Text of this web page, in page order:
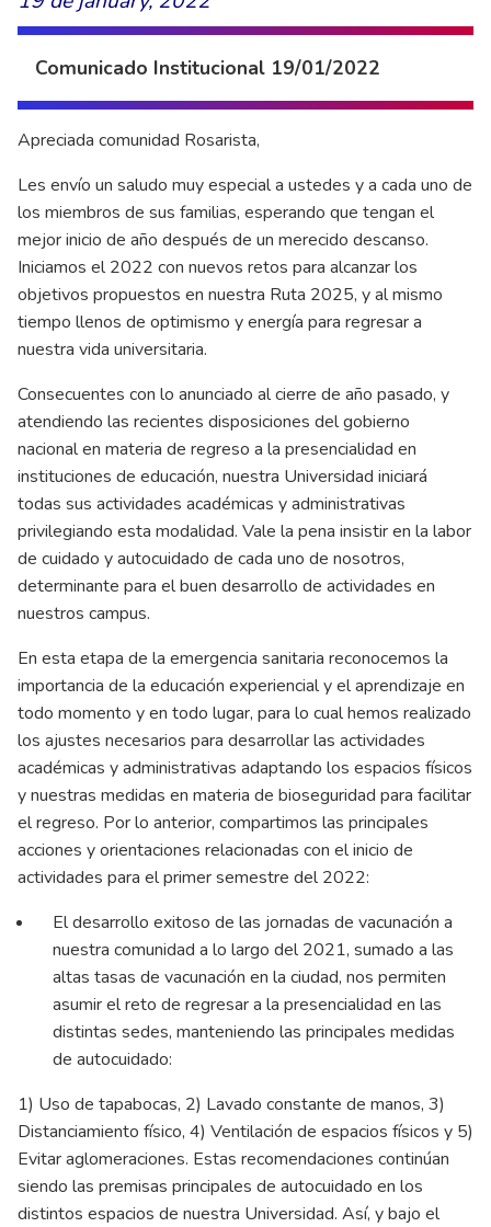
Comunicado Institucional 19/01/2022
Apreciada comunidad Rosarista,
Les envío un saludo muy especial a ustedes y a cada uno de
los miembros de sus familias, esperando que tengan el
mejor inicio de año después de un merecido descanso.
Iniciamos el 2022 con nuevos retos para alcanzar los
objetivos propuestos en nuestra Ruta 2025, y al mismo
tiempo llenos de optimismo y energía para regresar a
nuestra vida universitaria.
Consecuentes con lo anunciado al cierre de año pasado, y
atendiendo las recientes disposiciones del gobierno
nacional en materia de regreso a la presencialidad en
instituciones de educación, nuestra Universidad iniciará
todas sus actividades académicas y administrativas
privilegiando esta modalidad. Vale la pena insistir en la labor
de cuidado y autocuidado de cada uno de nosotros,
determinante para el buen desarrollo de actividades en
nuestros campus.
En esta etapa de la emergencia sanitaria reconocemos la
importancia de la educación experiencial y el aprendizaje en
todo momento y en todo lugar, para lo cual hemos realizado
los ajustes necesarios para desarrollar las actividades
académicas y administrativas adaptando los espacios físicos
y nuestras medidas en materia de bioseguridad para facilitar
el regreso. Por lo anterior, compartimos las principales
acciones y orientaciones relacionadas con el inicio de
actividades para el primer semestre del 2022:
El desarrollo exitoso de las jornadas de vacunación a
nuestra comunidad a lo largo del 2021, sumado a las
altas tasas de vacunación en la ciudad, nos permiten
asumir el reto de regresar a la presencialidad en las
distintas sedes, manteniendo las principales medidas
de autocuidado:
1) Uso de tapabocas, 2) Lavado constante de manos, 3)
Distanciamiento físico, 4) Ventilación de espacios físicos y 5)
Evitar aglomeraciones. Estas recomendaciones continúan
siendo las premisas principales de autocuidado en los
distintos espacios de nuestra Universidad. Así, y bajo el